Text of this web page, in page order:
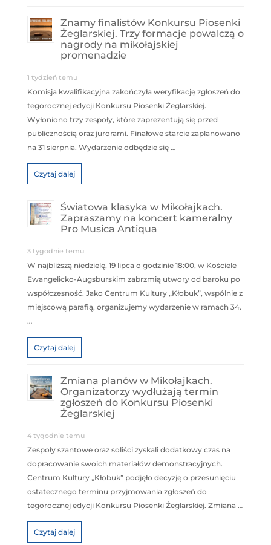
Znamy finalistów Konkursu Piosenki
Żeglarskiej. Trzy formacje powalczą o
nagrody na mikołajskiej
promenadzie
1 tydzień temu
Komisja kwalifikacyjna zakończyła weryfikację zgłoszeń do
tegorocznej edycji Konkursu Piosenki Żeglarskiej.
Wyłoniono trzy zespoły, które zaprezentują się przed
publicznością oraz jurorami. Finałowe starcie zaplanowano
na 31 sierpnia. Wydarzenie odbędzie się …
Czytaj dalej
Światowa klasyka w Mikołajkach.
Zapraszamy na koncert kameralny
Pro Musica Antiqua
3 tygodnie temu
W najbliższą niedzielę, 19 lipca o godzinie 18:00, w Kościele
Ewangelicko-Augsburskim zabrzmią utwory od baroku po
współczesność. Jako Centrum Kultury „Kłobuk”, wspólnie z
miejscową parafią, organizujemy wydarzenie w ramach 34.
…
Czytaj dalej
Zmiana planów w Mikołajkach.
Organizatorzy wydłużają termin
zgłoszeń do Konkursu Piosenki
Żeglarskiej
4 tygodnie temu
Zespoły szantowe oraz soliści zyskali dodatkowy czas na
dopracowanie swoich materiałów demonstracyjnych.
Centrum Kultury „Kłobuk” podjęło decyzję o przesunięciu
ostatecznego terminu przyjmowania zgłoszeń do
tegorocznej edycji Konkursu Piosenki Żeglarskiej. Zmiana …
Czytaj dalej